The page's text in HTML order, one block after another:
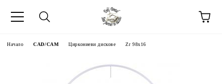
Начало CAD/CAM Циркониеви дискове Zr 98x16